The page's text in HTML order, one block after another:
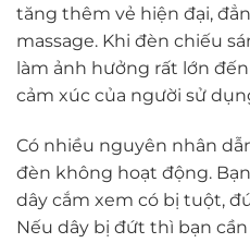
tăng thêm vẻ hiện đại,
massage. Khi đèn chiếu
làm ảnh hưởng rất lớn
cảm xúc của người sử
Có nhiều nguyên nhân
đèn không hoạt động.
dây cắm xem có bị tuột,
Nếu dây bị đứt thì bạn